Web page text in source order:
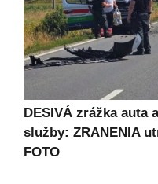
DESIVÁ zrážka auta
služby: ZRANENIA
FOTO